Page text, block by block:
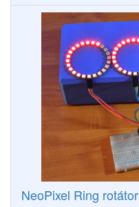
NeoPixel Ring rotátor